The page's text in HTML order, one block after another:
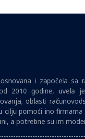
i započela sa
2010 godine, uvela
oblasti
cilju pomoći ino
a potrebne su im